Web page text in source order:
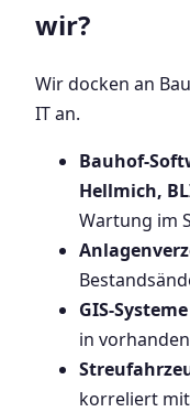
wir?
Wir docken an
IT an.
Bauhof-
Hellmich,
Wartung im
GIS-
in
korreliert